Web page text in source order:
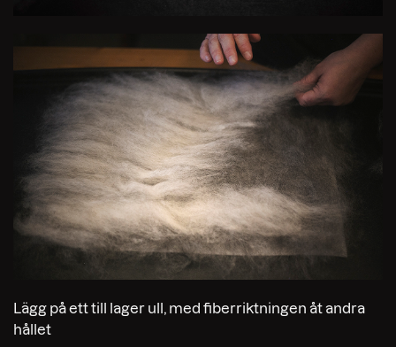
Lägg på ett till lager ull, med fiberriktningen åt andra
hållet